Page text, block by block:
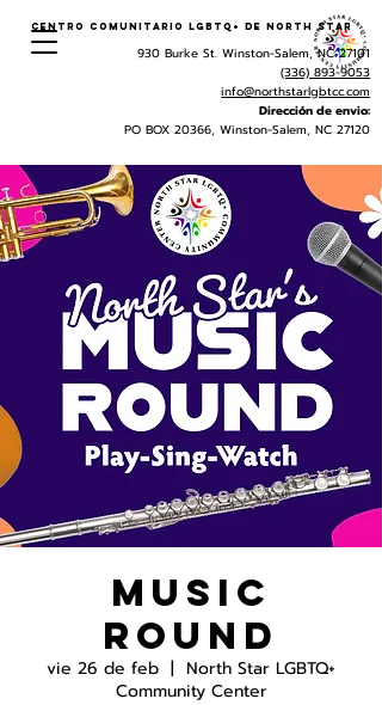
Centro Comunitario LGBTQ+ de North Star
930 Burke St. Winston-Salem, NC 27101
(336) 893-9053
info@northstarlgbtcc.com
Dirección de envio:
PO BOX 20366, Winston-Salem, NC 27120
Music
Round
vie 26 de feb
  |
North Star LGBTQ+
Community Center